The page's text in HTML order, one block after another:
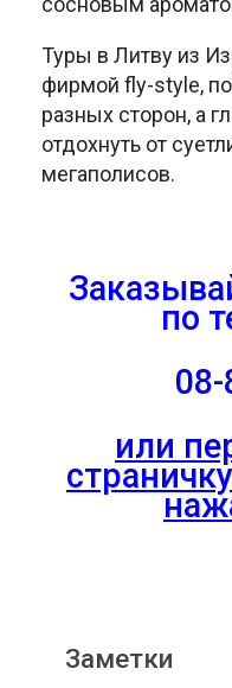
Туры в Литву из
фирмой fly-style,
разных сторон, а
отдохнуть от
мегаполисов.
по
или
Заметки